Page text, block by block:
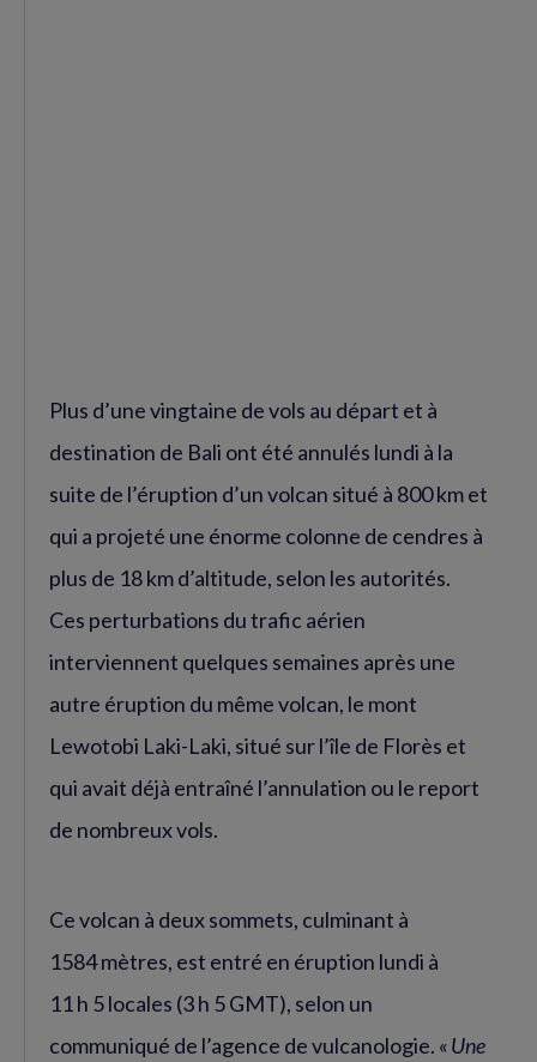
Plus d’une vingtaine de vols au départ et à
destination de Bali ont été annulés lundi à la
suite de l’éruption d’un volcan situé à 800 km et
qui a projeté une énorme colonne de cendres à
plus de 18 km d’altitude, selon les autorités.
Ces perturbations du trafic aérien
interviennent quelques semaines après une
autre éruption du même volcan, le mont
Lewotobi Laki-Laki, situé sur l’île de Florès et
qui avait déjà entraîné l’annulation ou le report
de nombreux vols.
Ce volcan à deux sommets, culminant à
1584 mètres, est entré en éruption lundi à
11 h 5 locales (3 h 5 GMT), selon un
communiqué de l’agence de vulcanologie. «Une